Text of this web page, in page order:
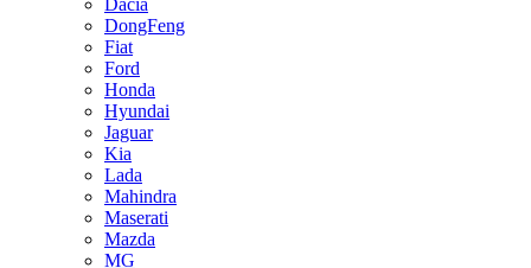
Dacia
DongFeng
Fiat
Ford
Honda
Hyundai
Jaguar
Kia
Lada
Mahindra
Maserati
Mazda
MG